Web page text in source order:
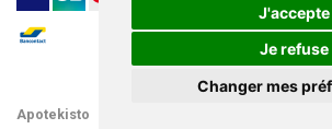
J'accepte
Je refuse
Changer mes
Apotekisto